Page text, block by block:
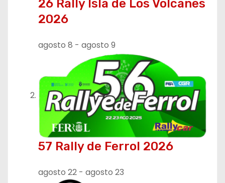
26 Rally Isla de Los Volcanes
2026
agosto 8 - agosto 9
57 Rally de Ferrol 2026
agosto 22 - agosto 23